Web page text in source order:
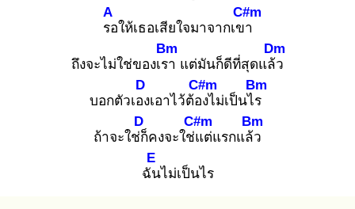
รอ
A
ให้เธอเสียใจมาจากเขา
C#m
ถึงจะไม่ใช่ของเรา
Bm
แต่มันก็ดีที่สุดแล้ว
Dm
บอกตัวเอง
D
เอาไว้ต้อง
C#m
ไม่เป็นไร
Bm
ถ้าจะใช่ก็
D
คงจะใช่แ
C#m
ต่แรกแล้ว
Bm
ฉัน
E
ไม่เป็นไร